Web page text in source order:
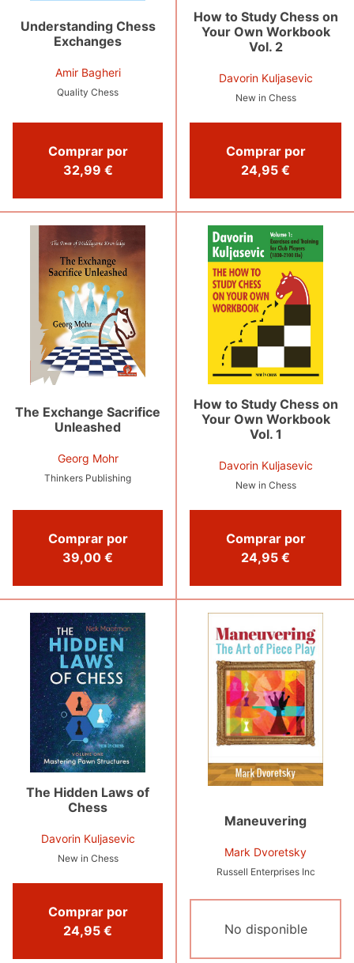
Understanding Chess
Exchanges
Amir Bagheri
Quality Chess
Comprar por
32,99 €
How to Study Chess on
Your Own Workbook
Vol. 2
Davorin Kuljasevic
New in Chess
Comprar por
24,95 €
The Exchange Sacrifice
Unleashed
Georg Mohr
Thinkers Publishing
Comprar por
39,00 €
How to Study Chess on
Your Own Workbook
Vol. 1
Davorin Kuljasevic
New in Chess
Comprar por
24,95 €
The Hidden Laws of
Chess
Davorin Kuljasevic
New in Chess
Comprar por
24,95 €
Maneuvering
Mark Dvoretsky
Russell Enterprises Inc
No disponible